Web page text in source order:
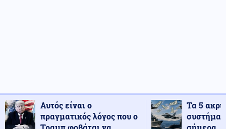
Αυτός είναι ο
πραγματικός λόγος που ο
Τα 5